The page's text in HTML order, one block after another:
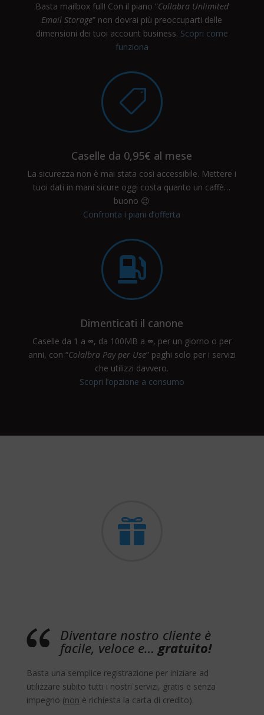
Basta mailbox full! Con il piano “Collabra Unlimited
Email Storage” non dovrai più preoccuparti delle
dimensioni dei tuoi account business. Scopri come
funziona

Caselle da 0,95€ al mese
La sicurezza non è mai stata così accessibile. Mettere i
tuoi dati in mani sicure oggi costa quanto un caffè…
buono 😉
Confronta i piani d’offerta

Dimenticati il canone
Caselle da 1 a ∞, da 100MB a ∞, per un giorno o per
anni, con “Colalbra Pay per Use” paghi solo per i servizi
che utilizzi davvero.
Scopri l’opzione a consumo

Diventare nostro cliente è
facile, veloce e… gratuito!
Basta una semplice registrazione per iniziare ad
utilizzare subito tutti i nostri servizi, gratis e senza
impegno (non è richiesta la carta di credito).